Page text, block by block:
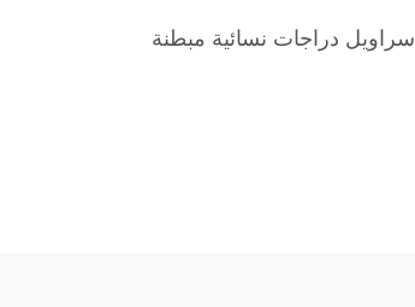
سراويل دراجات نسائية مبطنة